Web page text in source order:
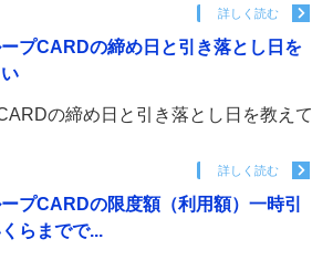
詳しく読む
プCARDの締め日と引き落とし日を
の締め日と引き落とし日を教えて
詳しく読む
プCARDの限度額（利用額）一時引
らまでで...